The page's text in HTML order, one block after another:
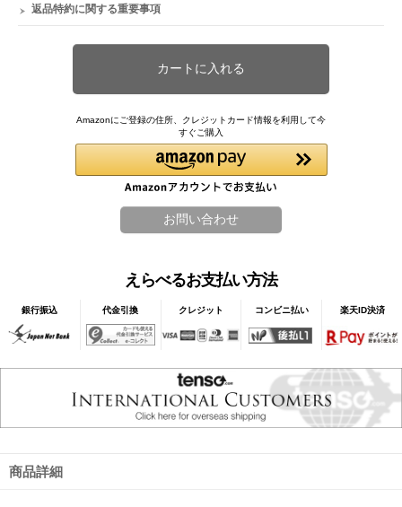
返品特約に関する重要事項
Amazonにご登録の住所、クレジットカード情報を利用して今
すぐご購入
えらべるお支払い方法
銀行振込 代金引換 クレジット コンビニ払い 楽天ID決済
商品詳細